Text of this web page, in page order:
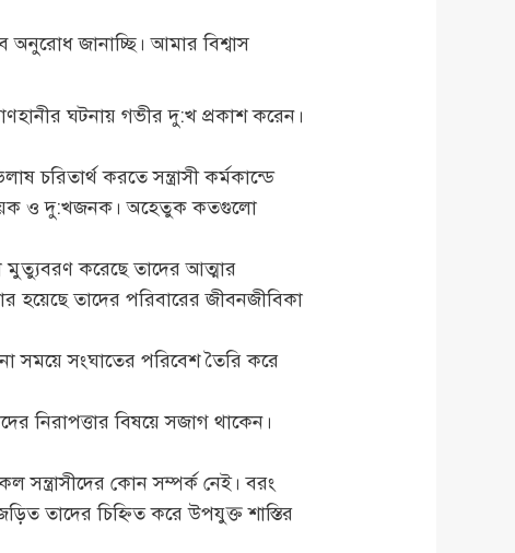
অনুরোধ জানাচ্ছি। আমার বিশ্বাস
ঘটনায় গভীর দু:খ প্রকাশ করেন।
করতে সন্ত্রাসী কর্মকান্ডে
ও দু:খজনক। অহেতুক কতগুলো
মুত্যুবরণ করেছে তাদের আত্মার
হয়েছে তাদের পরিবারের জীবনজীবিকা
সময়ে সংঘাতের পরিবেশ তৈরি করে
নিরাপত্তার বিষয়ে সজাগ থাকেন।
সন্ত্রাসীদের কোন সম্পর্ক নেই। বরং
তাদের চিহ্নিত করে উপযুক্ত শাস্তির